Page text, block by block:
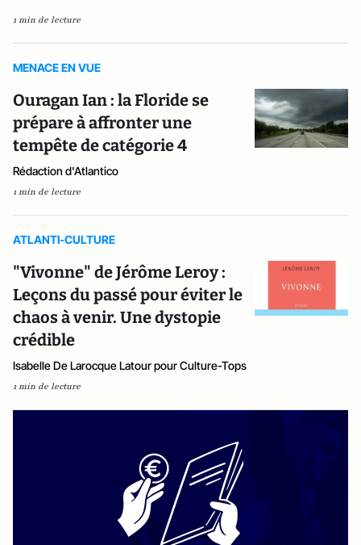
1 min de lecture
MENACE EN VUE
Ouragan Ian : la Floride se
prépare à affronter une
tempête de catégorie 4
Rédaction d'Atlantico
1 min de lecture
ATLANTI-CULTURE
"Vivonne" de Jérôme Leroy :
Leçons du passé pour éviter le
chaos à venir. Une dystopie
crédible
Isabelle De Larocque Latour pour Culture-Tops
1 min de lecture